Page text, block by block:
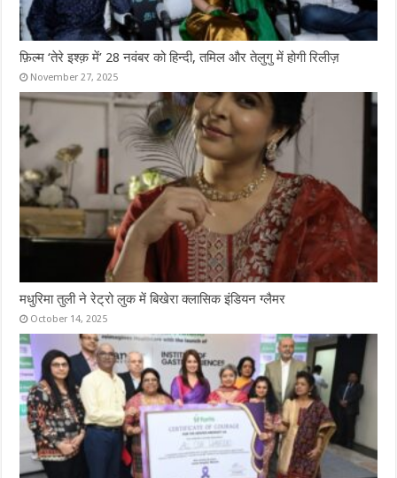
फ़िल्म ‘तेरे इश्क़ में’ 28 नवंबर को हिन्दी, तमिल और तेलुगु में होगी रिलीज़
November 27, 2025
मधुरिमा तुली ने रेट्रो लुक में बिखेरा क्लासिक इंडियन ग्लैमर
October 14, 2025